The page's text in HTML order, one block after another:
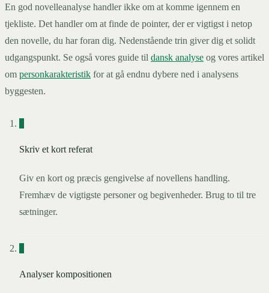
En god novelleanalyse handler ikke om at komme igennem en
tjekliste. Det handler om at finde de pointer, der er vigtigst i netop
den novelle, du har foran dig. Nedenstående trin giver dig et solidt
udgangspunkt. Se også vores guide til dansk analyse og vores artikel
om personkarakteristik for at gå endnu dybere ned i analysens
byggesten.
1
Skriv et kort referat
Giv en kort og præcis gengivelse af novellens handling.
Fremhæv de vigtigste personer og begivenheder. Brug to til tre
sætninger.
2
Analyser kompositionen